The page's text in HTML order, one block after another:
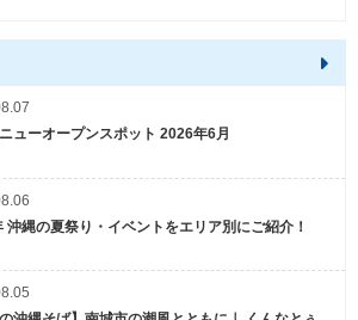
ューオープンスポット 2026年6月
沖縄の夏祭り・イベントをエリア別にご紹介！